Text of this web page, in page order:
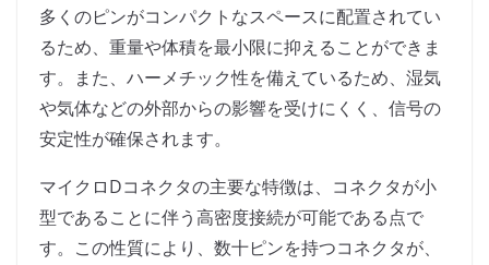
多くのピンがコンパクトなスペースに配置されてい
るため、重量や体積を最小限に抑えることができま
す。また、ハーメチック性を備えているため、湿気
や気体などの外部からの影響を受けにくく、信号の
安定性が確保されます。
マイクロDコネクタの主要な特徴は、コネクタが小
型であることに伴う高密度接続が可能である点で
す。この性質により、数十ピンを持つコネクタが、